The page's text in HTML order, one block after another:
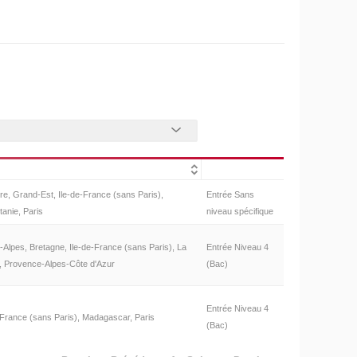
Grand-Est, Ile-de-France (sans Paris),
Paris
Entrée Sans
niveau spécifique
Alpes, Bretagne, Ile-de-France (sans Paris), La
Provence-Alpes-Côte d'Azur
Entrée Niveau 4
(Bac)
(sans Paris), Madagascar, Paris
Entrée Niveau 4
(Bac)